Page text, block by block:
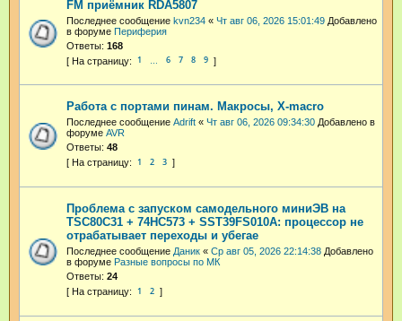
FM приёмник RDA5807
Последнее сообщение kvn234 « Чт авг 06, 2026 15:01:49 Добавлено
в форуме Периферия
Ответы: 168
1 6 7 8 9
Работа с портами пинам. Макросы, X-macro
Последнее сообщение Adrift « Чт авг 06, 2026 09:34:30 Добавлено в
форуме AVR
Ответы: 48
1 2 3
Проблема с запуском самодельного миниЭВ на
TSC80C31 + 74HC573 + SST39FS010A: процессор не
отрабатывает переходы и убегае
Последнее сообщение Даник « Ср авг 05, 2026 22:14:38 Добавлено
в форуме Разные вопросы по МК
Ответы: 24
1 2